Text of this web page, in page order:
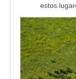
estos